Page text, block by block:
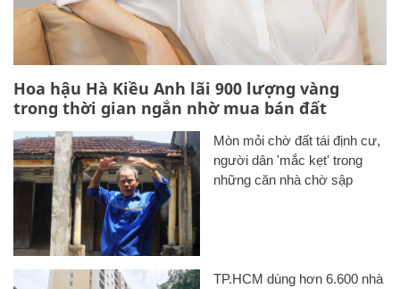
Hoa hậu Hà Kiều Anh lãi 900 lượng vàng
trong thời gian ngắn nhờ mua bán đất
Mòn mỏi chờ đất tái định cư,
người dân 'mắc kẹt' trong
những căn nhà chờ sập
TP.HCM dùng hơn 6.600 nhà